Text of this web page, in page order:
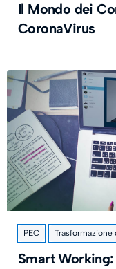
Il Mondo dei
CoronaVirus
PEC Trasformazione
Smart